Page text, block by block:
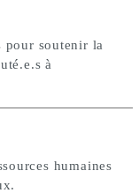
pour soutenir la
à
humaines